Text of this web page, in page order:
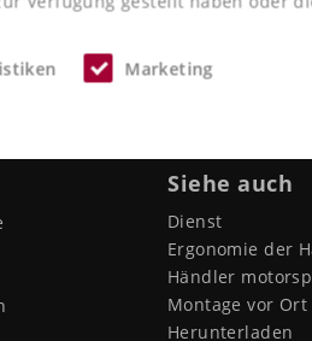
Marketing
Siehe auch
Dienst
Ergonomie der
Händler
Montage vor Ort
Herunterladen